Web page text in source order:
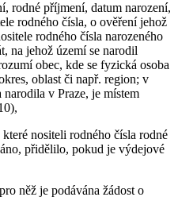
rodné příjmení, datum narození,
rodného čísla, o ověření jehož
rodného čísla narozeného
na jehož území se narodil
obec, kde se fyzická osoba
oblast či např. region; v
v Praze, je místem
nositeli rodného čísla rodné
přidělilo, pokud je výdejové
něž je podávána žádost o